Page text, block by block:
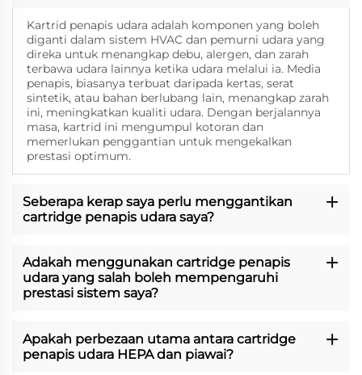
Kartrid penapis udara adalah komponen yang boleh
diganti dalam sistem HVAC dan pemurni udara yang
direka untuk menangkap debu, alergen, dan zarah
terbawa udara lainnya ketika udara melalui ia. Media
penapis, biasanya terbuat daripada kertas, serat
sintetik, atau bahan berlubang lain, menangkap zarah
ini, meningkatkan kualiti udara. Dengan berjalannya
masa, kartrid ini mengumpul kotoran dan
memerlukan penggantian untuk mengekalkan
prestasi optimum.
Seberapa kerap saya perlu menggantikan
cartridge penapis udara saya?
Adakah menggunakan cartridge penapis
udara yang salah boleh mempengaruhi
prestasi sistem saya?
Apakah perbezaan utama antara cartridge
penapis udara HEPA dan piawai?